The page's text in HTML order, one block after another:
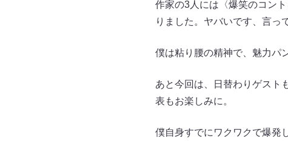
作家の3人には〈爆笑のコン
りました。ヤバいです、言っ
僕は粘り腰の精神で、魅力パ
あと今回は、日替わりゲスト
表もお楽しみに。
僕自身すでにワクワクで爆発